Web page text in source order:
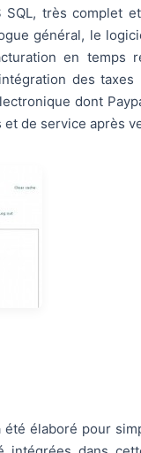
SQL, très complet
général, le
en temps
des
dont
de service après
élaboré pour